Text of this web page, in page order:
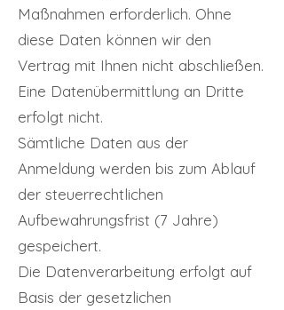
Maßnahmen erforderlich. Ohne
diese Daten können wir den
Vertrag mit Ihnen nicht abschließen.
Eine Datenübermittlung an Dritte
erfolgt nicht.
Sämtliche Daten aus der
Anmeldung werden bis zum Ablauf
der steuerrechtlichen
Aufbewahrungsfrist (7 Jahre)
gespeichert.
Die Datenverarbeitung erfolgt auf
Basis der gesetzlichen